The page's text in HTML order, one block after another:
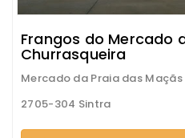
Frangos do Mercado
Churrasqueira
Mercado da Praia das Maçãs
2705-304 Sintra